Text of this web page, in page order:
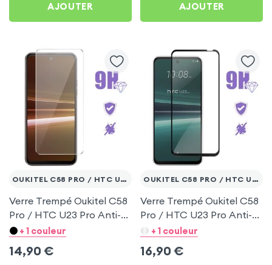
AJOUTER AJOUTER
OUKITEL C58 PRO / HTC U23 PRO
Verre Trempé Oukitel C58
Pro / HTC U23 Pro Anti-
rayures 9H - Transparent
+ 1 couleur
14,90 €
OUKITEL C58 PRO / HTC U23 PRO
Verre Trempé Oukitel C58
Pro / HTC U23 Pro Anti-
rayures 9H - Contour Noir
+ 1 couleur
16,90 €